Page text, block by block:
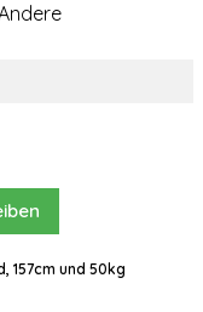
157cm und 50kg